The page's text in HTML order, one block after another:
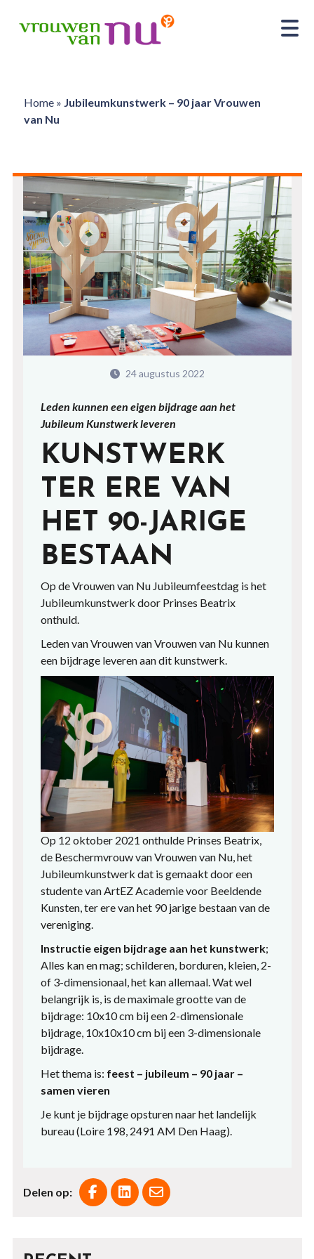
Home» Jubileumkunstwerk – 90 jaar Vrouwen
van Nu
24 augustus 2022
Leden kunnen een eigen bijdrage aan het
Jubileum Kunstwerk leveren
KUNSTWERK
TER ERE VAN
HET 90-JARIGE
BESTAAN
Op de Vrouwen van Nu Jubileumfeestdag is het
Jubileumkunstwerk door Prinses Beatrix
onthuld.
Leden van Vrouwen van Vrouwen van Nu kunnen
een bijdrage leveren aan dit kunstwerk.
Op 12 oktober 2021 onthulde Prinses Beatrix,
de Beschermvrouw van Vrouwen van Nu, het
Jubileumkunstwerk dat is gemaakt door een
studente van ArtEZ Academie voor Beeldende
Kunsten, ter ere van het 90 jarige bestaan van de
vereniging.
Instructie eigen bijdrage aan het kunstwerk;
Alles kan en mag; schilderen, borduren, kleien, 2-
of 3-dimensionaal, het kan allemaal. Wat wel
belangrijk is, is de maximale grootte van de
bijdrage: 10x10 cm bij een 2-dimensionale
bijdrage, 10x10x10 cm bij een 3-dimensionale
bijdrage.
Het thema is: feest – jubileum – 90 jaar –
samen vieren
Je kunt je bijdrage opsturen naar het landelijk
bureau (Loire 198, 2491 AM Den Haag).
Delen op: